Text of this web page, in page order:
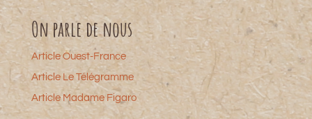
On parle de nous
Article Ouest-France
Article Le Télégramme
Article Madame Figaro